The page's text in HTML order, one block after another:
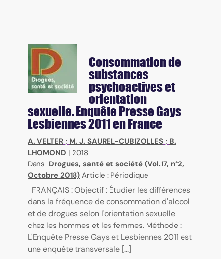
Consommation de
substances
psychoactives et
orientation
sexuelle. Enquête Presse Gays
Lesbiennes 2011 en France
A. VELTER ; M. J. SAUREL-CUBIZOLLES ; B.
LHOMOND | 2018
Dans Drogues, santé et société (Vol.17, n°2,
Octobre 2018) Article : Périodique
FRANÇAIS : Objectif : Étudier les différences
dans la fréquence de consommation d'alcool
et de drogues selon l'orientation sexuelle
chez les hommes et les femmes. Méthode :
L'Enquête Presse Gays et Lesbiennes 2011 est
une enquête transversale [...]